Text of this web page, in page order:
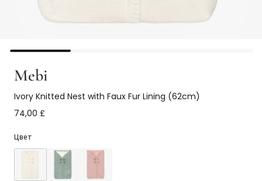
Mebi
Ivory Knitted Nest with Faux Fur Lining (62cm)
74,00 £
Цвет